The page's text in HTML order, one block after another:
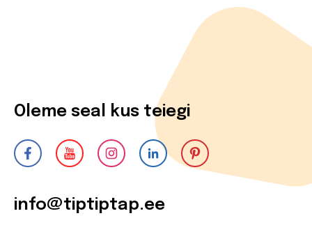
Oleme seal kus teiegi
info@tiptiptap.ee